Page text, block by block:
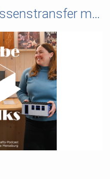
Cube Talks | 15 | Wissenstransfer meets Studienorientierung